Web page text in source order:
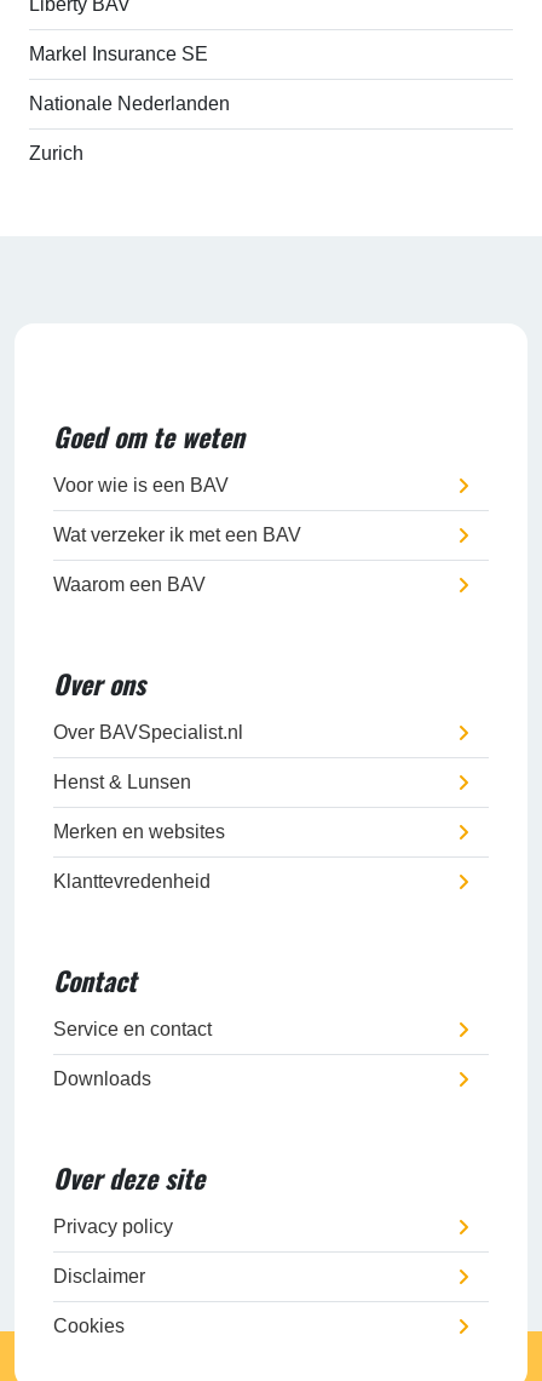
Liberty BAV
Markel Insurance SE
Nationale Nederlanden
Zurich
Goed om te weten
Voor wie is een BAV
Wat verzeker ik met een BAV
Waarom een BAV
Over ons
Over BAVSpecialist.nl
Henst & Lunsen
Merken en websites
Klanttevredenheid
Contact
Service en contact
Downloads
Over deze site
Privacy policy
Disclaimer
Cookies